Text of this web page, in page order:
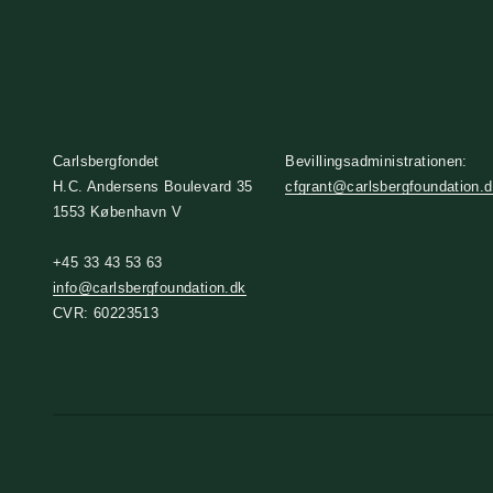
Carlsbergfondet
H.C. Andersens Boulevard 35
1553 København V
+45 33 43 53 63
info@carlsbergfoundation.dk
CVR: 60223513
Bevillingsadministrationen: